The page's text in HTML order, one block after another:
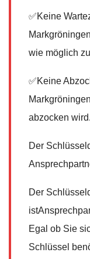
✅Keine
wie möglich
✅Keine
abzocken wird.
Der
Der
Egal ob Sie
Schlüssel